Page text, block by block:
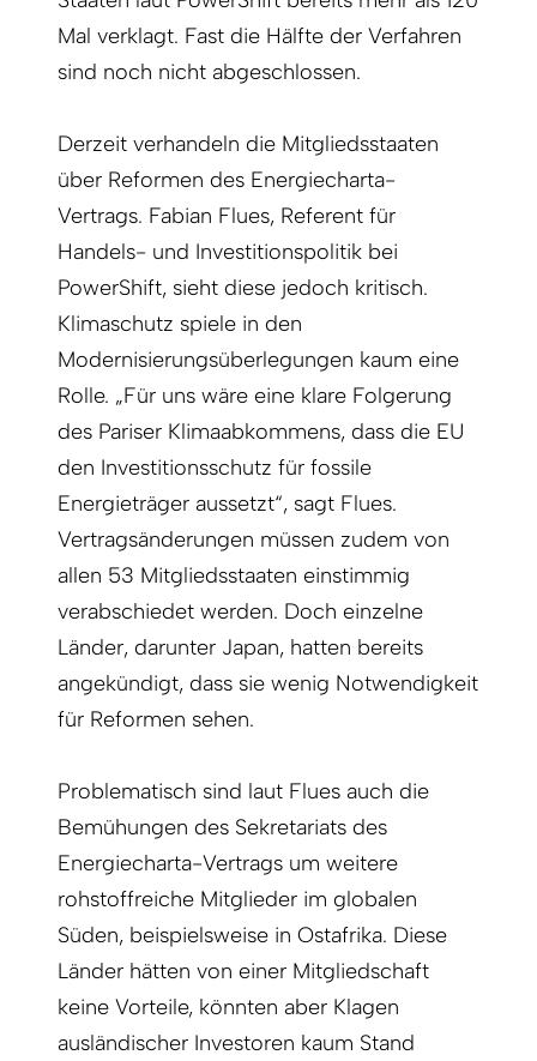
Mal verklagt. Fast die Hälfte der Verfahren
sind noch nicht abgeschlossen.
Derzeit verhandeln die Mitgliedsstaaten
über Reformen des Energiecharta-
Vertrags. Fabian Flues, Referent für
Handels- und Investitionspolitik bei
PowerShift, sieht diese jedoch kritisch.
Klimaschutz spiele in den
Modernisierungsüberlegungen kaum eine
Rolle. „Für uns wäre eine klare Folgerung
des Pariser Klimaabkommens, dass die EU
den Investitionsschutz für fossile
Energieträger aussetzt“, sagt­ Flues.
Vertragsänderungen müssen zudem von
allen 53 Mitgliedsstaaten einstimmig
verabschiedet werden. Doch einzelne
Länder, darunter Japan, hatten bereits
angekündigt, dass sie wenig Notwendigkeit
für Reformen sehen.
Problematisch sind laut Flues auch die
Bemühungen des Sekretariats des
Energiecharta-Vertrags um weitere
rohstoffreiche Mitglieder im globalen
Süden, beispielsweise in Ostafrika. Diese
Länder hätten von einer Mitgliedschaft
keine Vorteile, könnten aber Klagen
ausländischer Investoren kaum Stand